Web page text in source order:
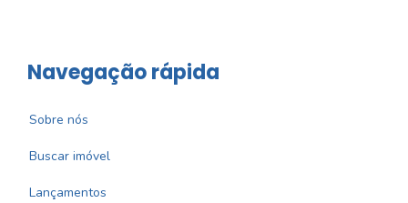
Navegação rápida
Sobre nós
Buscar imóvel
Lançamentos